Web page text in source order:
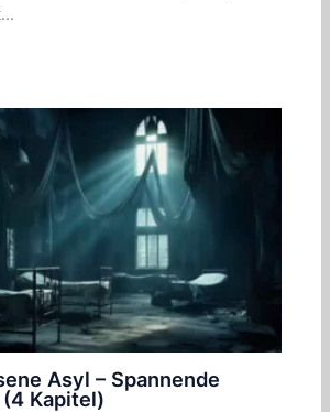
Asyl – Spannende
Kapitel)